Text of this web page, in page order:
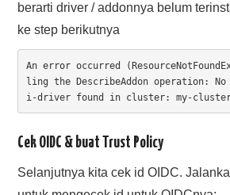
berarti driver / addonnya belum
ke step berikutnya
An error occurred
ling the DescribeAddon operation: No
i-driver found in cluster: my-
Cek OIDC & buat Trust Policy
Selanjutnya kita cek id OIDC.